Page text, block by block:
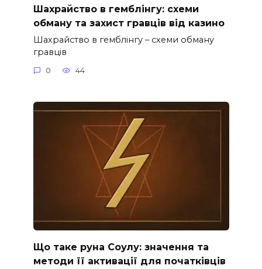
Шахрайство в гемблінгу: схеми
обману та захист гравців від казино
Шахрайство в гемблінгу – схеми обману
гравців
0 44
Що таке руна Соулу: значення та
методи її активації для початківців